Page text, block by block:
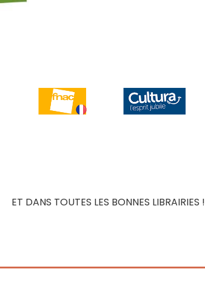
ET DANS TOUTES LES BONNES LIBRAIRIES !